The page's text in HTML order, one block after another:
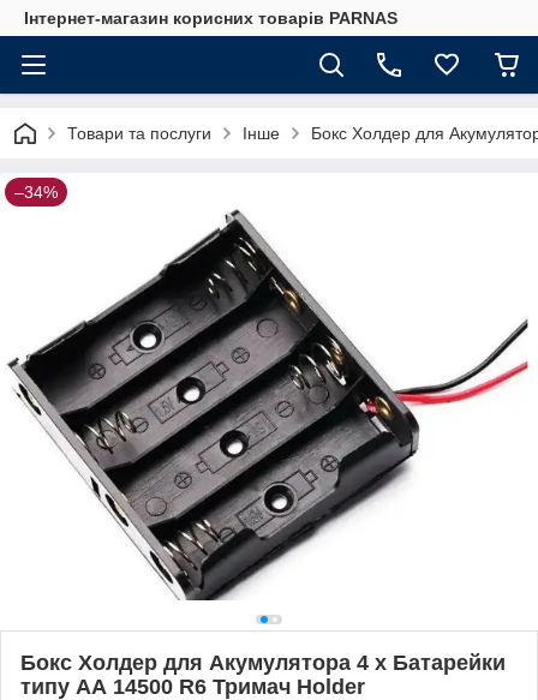
Інтернет-магазин корисних товарів PARNAS
Товари та послуги Інше Бокс Холдер для
–34%
Бокс Холдер для Акумулятора 4 х Батарейки
типу АА 14500 R6 Тримач Holder